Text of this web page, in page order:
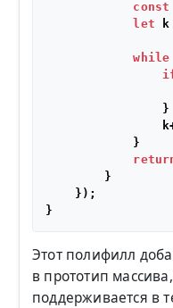
const
let
while
                }
            }
        }
    });
Этот полифилл
в прототип
поддерживается в